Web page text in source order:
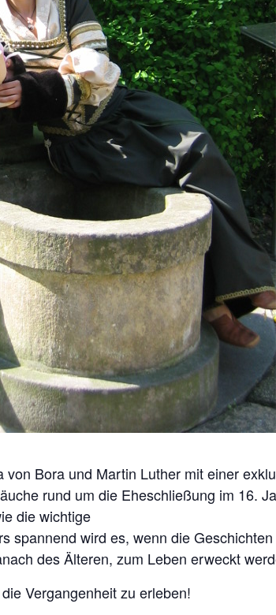
Bora und Martin Luther mit einer
rund um die Eheschließung im 16.
die wichtige
spannend wird es, wenn die
des Älteren, zum Leben erweckt
Vergangenheit zu erleben!